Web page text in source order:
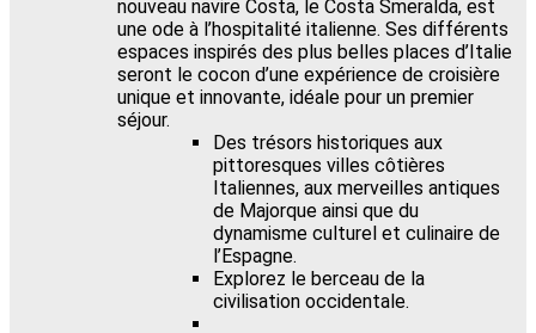
nouveau navire Costa, le Costa Smeralda, est
une ode à l’hospitalité italienne. Ses différents
espaces inspirés des plus belles places d’Italie
seront le cocon d’une expérience de croisière
unique et innovante, idéale pour un premier
séjour.
Des trésors historiques aux
pittoresques villes côtières
Italiennes, aux merveilles antiques
de Majorque ainsi que du
dynamisme culturel et culinaire de
l’Espagne.
Explorez le berceau de la
civilisation occidentale.